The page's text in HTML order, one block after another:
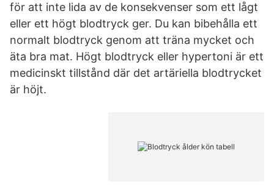
för att inte lida av de konsekvenser som ett lågt
eller ett högt blodtryck ger. Du kan bibehålla ett
normalt blodtryck genom att träna mycket och
äta bra mat. Högt blodtryck eller hypertoni är ett
medicinskt tillstånd där det artäriella blodtrycket
är höjt.